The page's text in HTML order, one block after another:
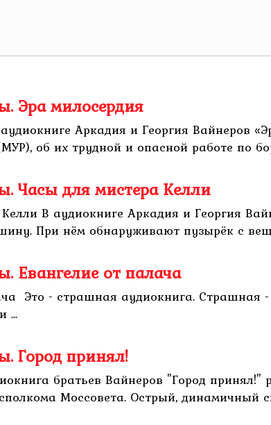
Эра милосердия
Аркадия и Георгия Вайнеров
об их трудной и опасной работе по
Часы для мистера Келли
В аудиокниге Аркадия и Георгия
При нём обнаруживают пузырёк с
Евангелие от палача
Это - страшная аудиокнига. Страшная
...
Город принял!
братьев Вайнеров "Город принял!"
Моссовета. Острый,